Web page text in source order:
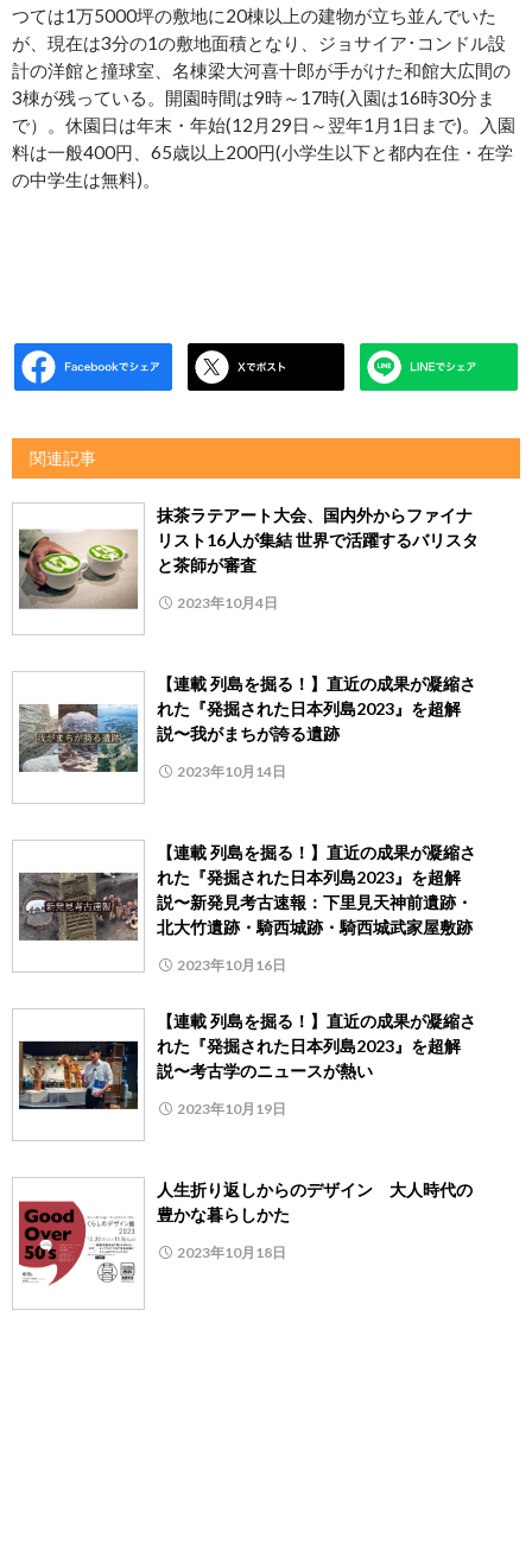
つては1万5000坪の敷地に20棟以上の建物が立ち並んでいた
が、現在は3分の1の敷地面積となり、ジョサイア･コンドル設
計の洋館と撞球室、名棟梁大河喜十郎が手がけた和館大広間の
3棟が残っている。開園時間は9時～17時(入園は16時30分ま
で）。休園日は年末・年始(12月29日～翌年1月1日まで)。入園
料は一般400円、65歳以上200円(小学生以下と都内在住・在学
の中学生は無料)。
関連記事
抹茶ラテアート大会、国内外からファイナ
リスト16人が集結 世界で活躍するバリスタ
と茶師が審査
2023年10月4日
【連載 列島を掘る！】直近の成果が凝縮さ
れた『発掘された日本列島2023』を超解
説〜我がまちが誇る遺跡
2023年10月14日
【連載 列島を掘る！】直近の成果が凝縮さ
れた『発掘された日本列島2023』を超解
説〜新発見考古速報：下里見天神前遺跡・
北大竹遺跡・騎西城跡・騎西城武家屋敷跡
2023年10月16日
【連載 列島を掘る！】直近の成果が凝縮さ
れた『発掘された日本列島2023』を超解
説〜考古学のニュースが熱い
2023年10月19日
人生折り返しからのデザイン 大人時代の
豊かな暮らしかた
2023年10月18日